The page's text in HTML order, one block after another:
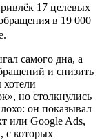
17 целевых
в 19 000
самого дна, а
и снизить
но столкнулись
он показывал
или Google Ads,
с которых